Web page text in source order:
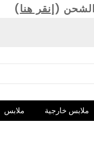
(إنقر هنا
ملابس ملابس خارجية